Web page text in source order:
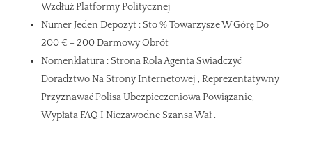
Wzdłuż Platformy Politycznej
Numer Jeden Depozyt : Sto % Towarzysze W Górę Do
200 € + 200 Darmowy Obrót
Nomenklatura : Strona Rola Agenta Świadczyć
Doradztwo Na Strony Internetowej , Reprezentatywny
Przyznawać Polisa Ubezpieczeniowa Powiązanie,
Wypłata FAQ I Niezawodne Szansa Wał .